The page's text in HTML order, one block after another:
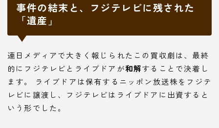
事件の結末と、フジテレビに残された
「遺産」
連日メディアで大きく報じられたこの買収劇は、最終
的にフジテレビとライブドアが和解することで決着し
ます。 ライブドアは保有するニッポン放送株をフジテ
レビに譲渡し、フジテレビはライブドアに出資すると
いう形でした。